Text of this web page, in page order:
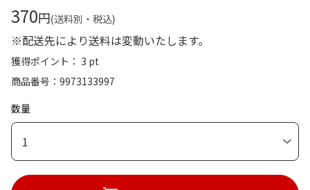
370円(送料別・税込)
※配送先により送料は変動いたします。
獲得ポイント： 3 pt
商品番号
9973133997
数量
1